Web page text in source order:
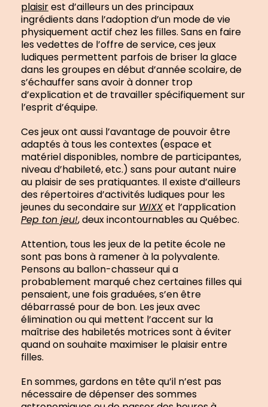
plaisirest d’ailleurs un des principaux
ingrédients dans l’adoption d’un mode de vie
physiquement actif chez les filles. Sans en faire
les vedettes de l’offre de service, ces jeux
ludiques permettent parfois de briser la glace
dans les groupes en début d’année scolaire, de
s’échauffer sans avoir à donner trop
d’explication et de travailler spécifiquement sur
l’esprit d’équipe.
Ces jeux ont aussi l’avantage de pouvoir être
adaptés à tous les contextes (espace et
matériel disponibles, nombre de participantes,
niveau d’habileté, etc.) sans pour autant nuire
au plaisir de ses pratiquantes. Il existe d’ailleurs
des répertoires d’activités ludiques pour les
jeunes du secondaire sur WIXXet l’application
Pep ton jeu!, deux incontournables au Québec.
Attention, tous les jeux de la petite école ne
sont pas bons à ramener à la polyvalente.
Pensons au ballon-chasseur qui a
probablement marqué chez certaines filles qui
pensaient, une fois graduées, s’en être
débarrassé pour de bon. Les jeux avec
élimination ou qui mettent l’accent sur la
maîtrise des habiletés motrices sont à éviter
quand on souhaite maximiser le plaisir entre
filles.
En sommes, gardons en tête qu’il n’est pas
nécessaire de dépenser des sommes